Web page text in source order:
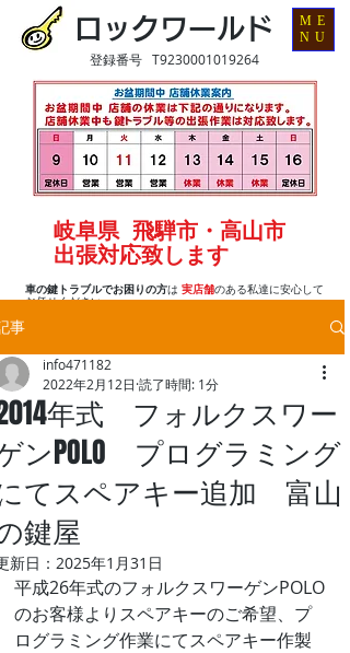
ロックワールド
車の鍵トラブルでお困りの方は 実店舗のある私達に安心して
お任せください
岐阜県 飛騨市・高山市
出張対応致します
登録番号 T9230001019264
ME
NU
事
年式 フォルクスワー
ンPOLO プログラミング
てスペアキー追加 富山
鍵屋
info471182
2022年2月12日 読了時間: 1分
新日： 2025年1月31日
平成26年式のフォルクスワーゲンPOLO
のお客様よりスペアキーのご希望、プ
ログラミング作業にてスペアキー作製